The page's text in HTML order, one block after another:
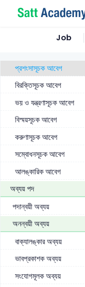
Job
সাপেক্ষ যোজক
প্রশংসাসূচক আবেগ
বিরক্তিসূচক আবেগ
ভয় ও যন্ত্রণাসূচক আবেগ
বিস্ময়সূচক আবেগ
করুণাসূচক আবেগ
সম্বোধনসূচক আবেগ
আলঙ্কারিক আবেগ
অব্যয় পদ
পদান্বয়ী অব্যয়
অনন্বয়ী অব্যয়
বাক্যালঙ্কার অব্যয়
ভাবপ্রকাশক অব্যয়
সংযোগমূলক অব্যয়